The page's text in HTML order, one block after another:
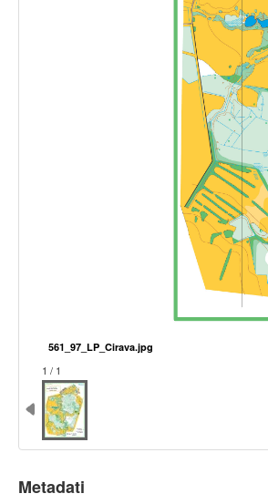
561_97_LP_Cirava.jpg
1 / 1
Metadati